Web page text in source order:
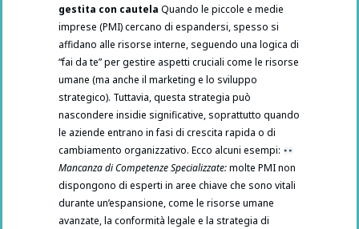
gestita con cautela Quando le piccole e medie
imprese (PMI) cercano di espandersi, spesso si
affidano alle risorse interne, seguendo una logica di
“fai da te” per gestire aspetti cruciali come le risorse
umane (ma anche il marketing e lo sviluppo
strategico). Tuttavia, questa strategia può
nascondere insidie significative, soprattutto quando
le aziende entrano in fasi di crescita rapida o di
cambiamento organizzativo. Ecco alcuni esempi:
Mancanza di Competenze Specializzate:molte PMI non
dispongono di esperti in aree chiave che sono vitali
durante un’espansione, come le risorse umane
avanzate, la conformità legale e la strategia di